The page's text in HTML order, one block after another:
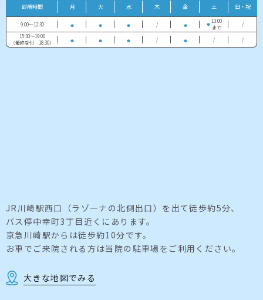
診療時間 月 火 水 木 金 土 日・祝
9:00～12:30 /
13:00
まで
/
15:30～19:00
（最終受付：18:30）
/ / /
JR川崎駅西口（ラゾーナの北側出口）を出て徒歩約5分、
バス停中幸町3丁目近くにあります。
京急川崎駅からは徒歩約10分です。
お車でご来院される方は当院の駐車場をご利用ください。
大きな地図でみる